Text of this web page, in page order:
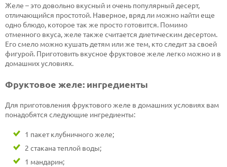
Желе – это довольно вкусный и очень популярный десерт,
отличающийся простотой. Наверное, вряд ли можно найти еще
одно блюдо, которое так же просто готовится. Помимо
отменного вкуса, желе также считается диетическим десертом.
Его смело можно кушать детям или же тем, кто следит за своей
фигурой. Приготовить вкусное фруктовое желе легко можно и в
домашних условиях.
Фруктовое желе: ингредиенты
Для приготовления фруктового желе в домашних условиях вам
понадобятся следующие ингредиенты:
1 пакет клубничного желе;
2 стакана теплой воды;
1 мандарин;